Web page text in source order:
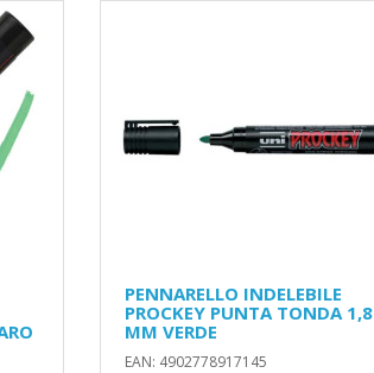
PENNARELLO INDELEBILE
PROCKEY PUNTA TONDA 1,8
MM VERDE
EAN: 4902778917145